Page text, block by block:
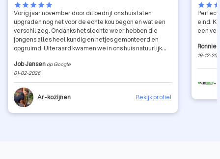
starstarstarstarstar
Vorig jaar november door dit bedrijf ons huis laten
upgraden nog net voor de echte kou begon en wat een
verschil zeg. Ondanks het slechte weer hebben die
jongens alles heel kundig en netjes gemonteerd en
opgruimd. Uiteraard kwamen we in ons huis natuurlijk
werd keurig met ons besproken en naar onze wens
gedaan. Aanrader voor iedereen.
Job Jansen op Google
01-02-2026
Ar-kozijnen Bekijk profiel
starstar
eind.
een
Ronnie
19-12-